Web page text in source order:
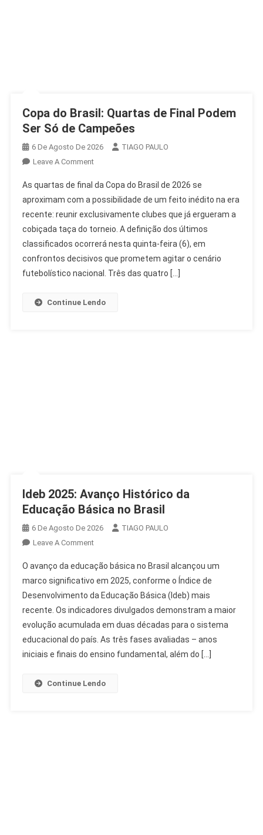
Copa do Brasil: Quartas de Final Podem
Ser Só de Campeões
6 De Agosto De 2026
TIAGO PAULO
Leave A CommentOn
Do
Brasil:
Quartas
De
Final
Podem
Ser
As quartas de final da Copa do Brasil de 2026 se
aproximam com a possibilidade de um feito inédito na era
recente: reunir exclusivamente clubes que já ergueram a
cobiçada taça do torneio. A definição dos últimos
classificados ocorrerá nesta quinta-feira (6), em
confrontos decisivos que prometem agitar o cenário
futebolístico nacional. Três das quatro […]
Continue Lendo
Ideb 2025: Avanço Histórico da
Educação Básica no Brasil
6 De Agosto De 2026
TIAGO PAULO
Leave A CommentOn
2025:
Avanço
Histórico
Da
Educação
Básica
O avanço da educação básica no Brasil alcançou um
marco significativo em 2025, conforme o Índice de
Desenvolvimento da Educação Básica (Ideb) mais
recente. Os indicadores divulgados demonstram a maior
evolução acumulada em duas décadas para o sistema
educacional do país. As três fases avaliadas – anos
iniciais e finais do ensino fundamental, além do […]
Continue Lendo